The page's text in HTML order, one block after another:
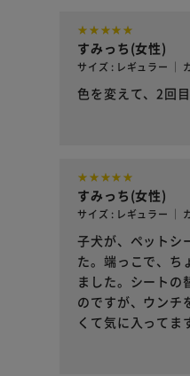
すみっち(女性)
サイズ : レギュラー ｜
色を変えて、2回
すみっち(女性)
サイズ : レギュラー ｜
子犬が、ペットシ
た。端っこで、ち
ました。シートの
のですが、ウンチ
くて気に入ってま